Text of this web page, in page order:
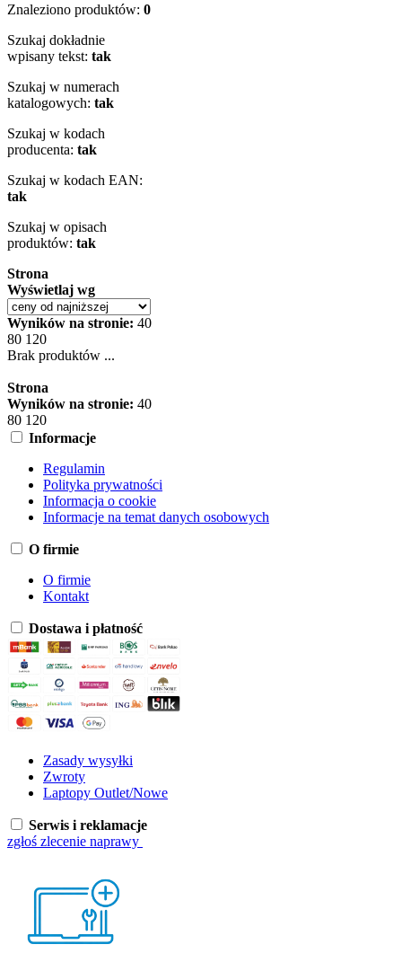
Znaleziono produktów: 0
Szukaj dokładnie
wpisany tekst: tak
Szukaj w numerach
katalogowych: tak
Szukaj w kodach
producenta: tak
Szukaj w kodach EAN:
tak
Szukaj w opisach
produktów: tak
Strona
Wyświetlaj wg
Wyników na stronie: 40
80 120
Brak produktów ...
Strona
Wyników na stronie: 40
80 120
Informacje
Regulamin
Polityka prywatności
Informacja o cookie
Informacje na temat danych osobowych
O firmie
O firmie
Kontakt
Dostawa i płatność
Zasady wysyłki
Zwroty
Laptopy Outlet/Nowe
Serwis i reklamacje
zgłoś zlecenie naprawy